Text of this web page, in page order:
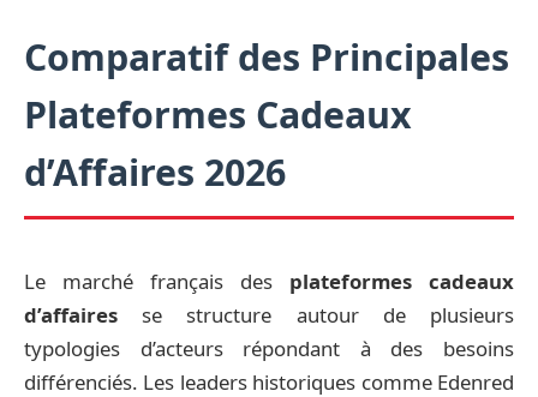
Comparatif des Principales
Plateformes Cadeaux
d’Affaires 2026
Le marché français des plateformes cadeaux
d’affaires se structure autour de plusieurs
typologies d’acteurs répondant à des besoins
différenciés. Les leaders historiques comme Edenred